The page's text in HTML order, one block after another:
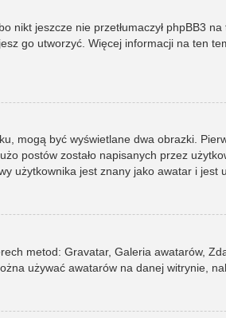
nikt jeszcze nie przetłumaczył phpBB3
go utworzyć. Więcej informacji na ten
mogą być wyświetlane dwa obrazki.
postów zostało napisanych przez
użytkownika jest znany jako awatar i
metod: Gravatar, Galeria awatarów,
używać awatarów na danej witrynie,